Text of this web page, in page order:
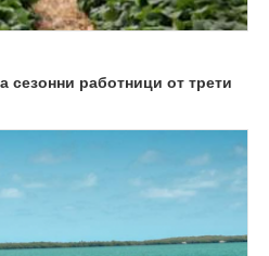
сезонни работници от трети